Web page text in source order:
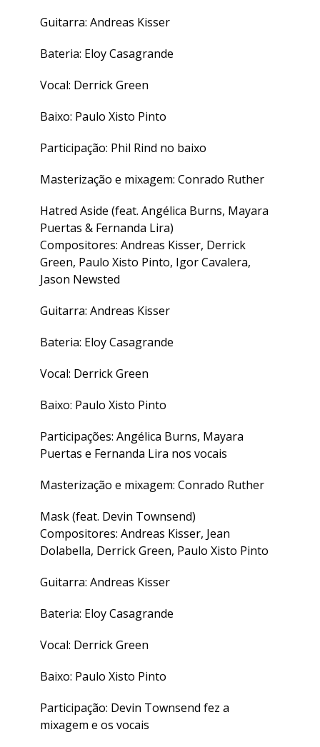
Guitarra: Andreas Kisser
Bateria: Eloy Casagrande
Vocal: Derrick Green
Baixo: Paulo Xisto Pinto
Participação: Phil Rind no baixo
Masterização e mixagem: Conrado Ruther
Hatred Aside (feat. Angélica Burns, Mayara
Puertas & Fernanda Lira)
Compositores: Andreas Kisser, Derrick
Green, Paulo Xisto Pinto, Igor Cavalera,
Jason Newsted
Guitarra: Andreas Kisser
Bateria: Eloy Casagrande
Vocal: Derrick Green
Baixo: Paulo Xisto Pinto
Participações: Angélica Burns, Mayara
Puertas e Fernanda Lira nos vocais
Masterização e mixagem: Conrado Ruther
Mask (feat. Devin Townsend)
Compositores: Andreas Kisser, Jean
Dolabella, Derrick Green, Paulo Xisto Pinto
Guitarra: Andreas Kisser
Bateria: Eloy Casagrande
Vocal: Derrick Green
Baixo: Paulo Xisto Pinto
Participação: Devin Townsend fez a
mixagem e os vocais